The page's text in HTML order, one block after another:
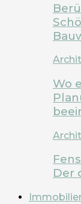
Wo
Der